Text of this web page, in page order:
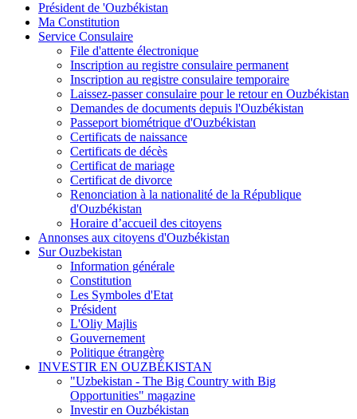
Président de 'Ouzbékistan
Ma Constitution
Service Consulaire
File d'attente électronique
Inscription au registre consulaire permanent
Inscription au registre consulaire temporaire
Laissez-passer consulaire pour le retour en Ouzbékistan
Demandes de documents depuis l'Ouzbékistan
Passeport biométrique d'Ouzbékistan
Certificats de naissance
Certificats de décès
Certificat de mariage
Certificat de divorce
Renonciation à la nationalité de la République
d'Ouzbékistan
Horaire d’accueil des citoyens
Annonses aux citoyens d'Ouzbékistan
Sur Ouzbekistan
Information générale
Constitution
Les Symboles d'Etat
Président
L'Oliy Majlis
Gouvernement
Politique étrangère
INVESTIR EN OUZBÉKISTAN
"Uzbekistan - The Big Country with Big
Opportunities" magazine
Investir en Ouzbékistan